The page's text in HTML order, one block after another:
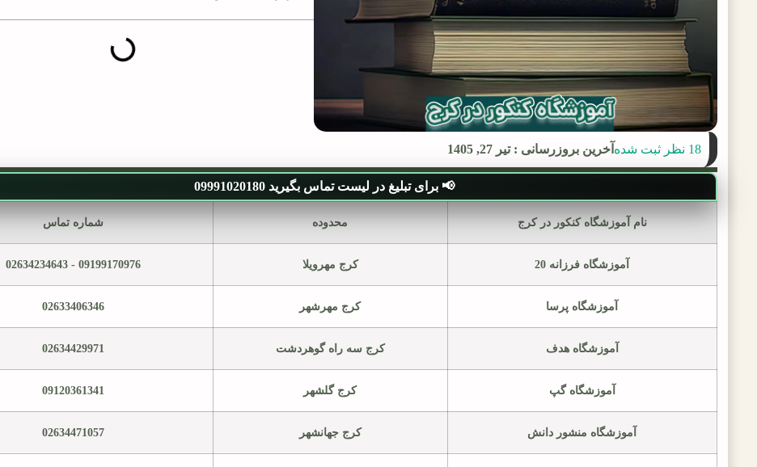
18 نظر ثبت شده آخرین بروزرسانی : تیر 27, 1405
📢 برای تبلیغ در لیست تماس بگیرید 09991020180
نام آموزشگاه کنکور در کرج محدوده شماره تماس
آموزشگاه فرزانه 20 کرج مهرویلا 09199170976 - 02634234643
آموزشگاه پرسا کرج مهرشهر 02633406346
آموزشگاه هدف کرج سه راه گوهردشت 02634429971
آموزشگاه گپ کرج گلشهر 09120361341
آموزشگاه منشور دانش کرج جهانشهر 02634471057